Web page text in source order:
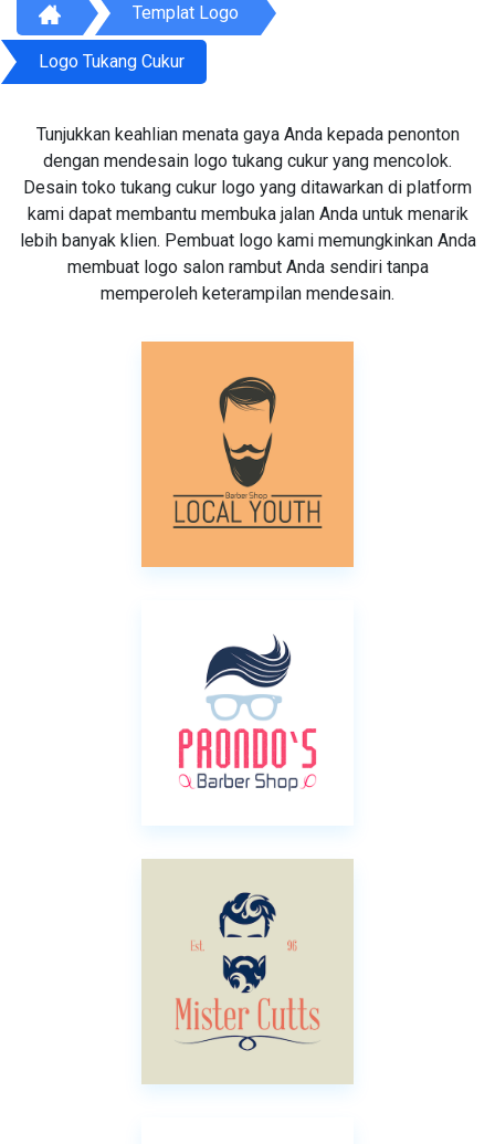
Templat Logo
Logo Tukang Cukur
Tunjukkan keahlian menata gaya Anda kepada penonton
dengan mendesain logo tukang cukur yang mencolok.
Desain toko tukang cukur logo yang ditawarkan di platform
kami dapat membantu membuka jalan Anda untuk menarik
lebih banyak klien. Pembuat logo kami memungkinkan Anda
membuat logo salon rambut Anda sendiri tanpa
memperoleh keterampilan mendesain.